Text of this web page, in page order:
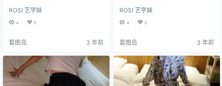
ROSI 艺学妹
4 0
套图岛 3 年前
ROSI 艺学妹
4 0
套图岛 3 年前